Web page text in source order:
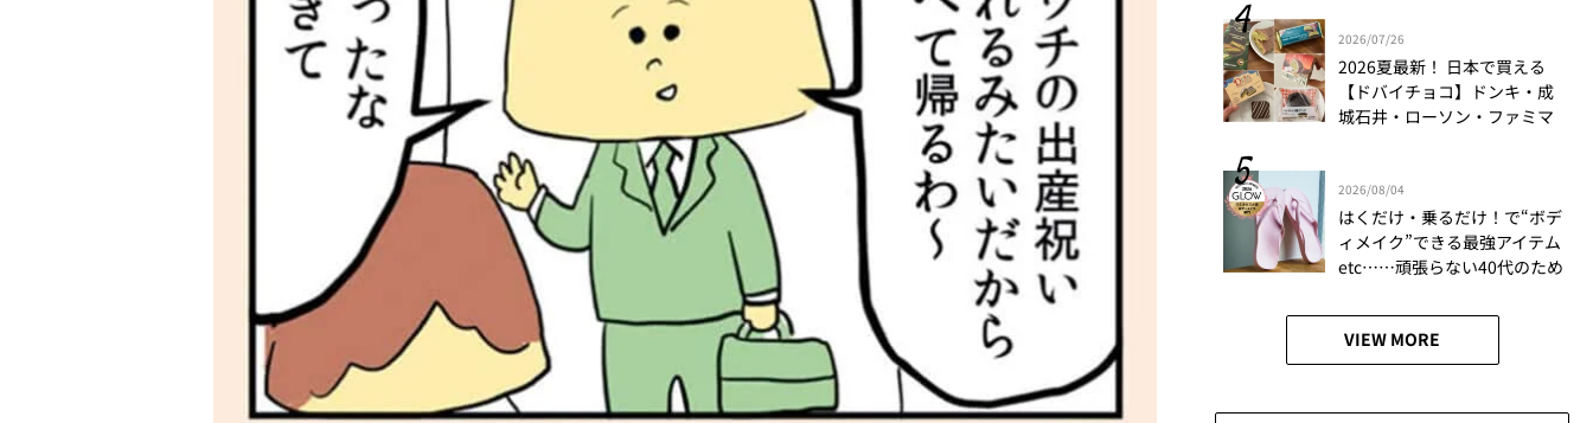
2026/07/26
2026夏最新！ 日本で買える
【ドバイチョコ】ドンキ・成
城石井・ローソン・ファミマ
2026/08/04
はくだけ・乗るだけ！で“ボデ
ィメイク”できる最強アイテム
etc……頑張らない40代のため
気記事ベスト10
VIEW MORE